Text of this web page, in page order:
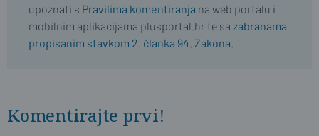
upoznati s Pravilima komentiranja na web portalu i
mobilnim aplikacijama plusportal.hr te sa zabranama
propisanim stavkom 2. članka 94. Zakona.
Komentirajte prvi!